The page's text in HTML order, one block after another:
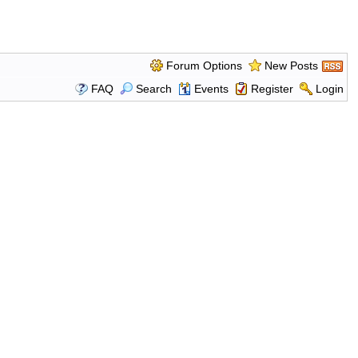
Forum Options
New Posts
FAQ
Search Events Register Login